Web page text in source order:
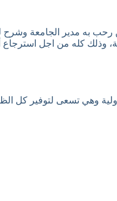
به مدير الجامعة وشرح
وذلك كله من اجل استرجاع
وهي تسعى لتوفير كل